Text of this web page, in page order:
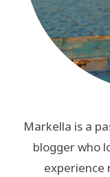
Markella is a
blogger who
experience